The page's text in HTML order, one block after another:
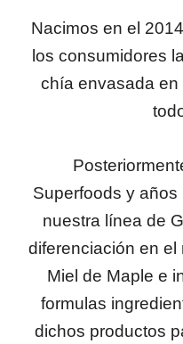
Nacimos en el
los consumidores
chía envasada en
Superfoods y
nuestra línea de
diferenciación en
Miel de Maple e
formulas
dichos productos